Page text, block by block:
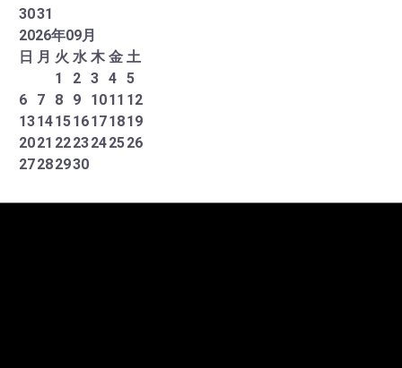
3031
2026年09月
日 月 火 水 木 金 土
1
2 3 4 5
6
7 8 9 1011 12
13141516171819
2021 2223242526
27282930